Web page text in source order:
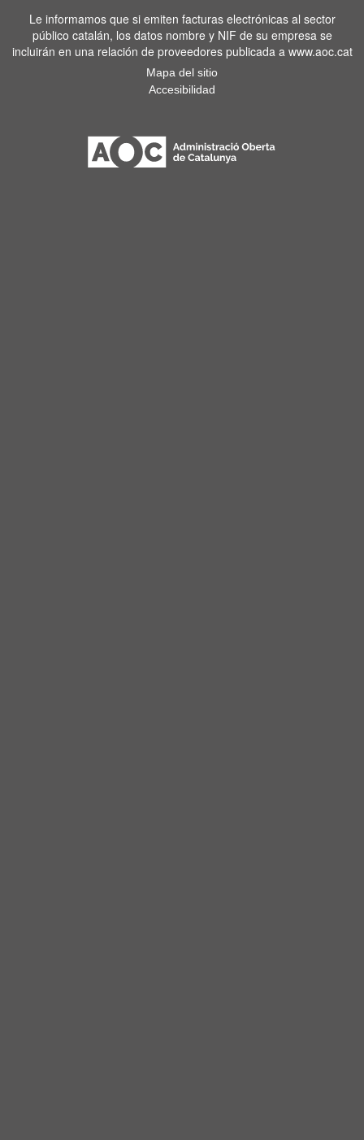
Le informamos que si emiten facturas electrónicas al sector
público catalán, los datos nombre y NIF de su empresa se
incluirán en una relación de proveedores publicada a www.aoc.cat
Mapa del sitio
Accesibilidad